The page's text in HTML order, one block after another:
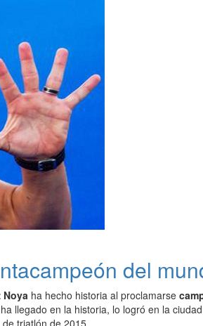
del
Noya ha hecho historia al proclamarse
llegado en la historia, lo logró en la
triatlón de 2015.